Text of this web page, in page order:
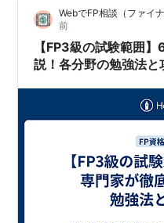
WebでFP相談（ファイ
前
【FP3級の試験範囲
説！各分野の勉強法と